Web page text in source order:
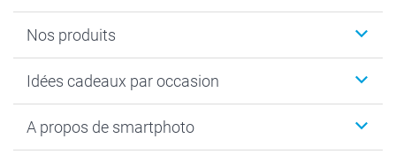
Nos produits
Cadeaux photo
Tirage photo & agrandissement
Idées cadeaux par occasion
Anniversaire
A propos de smartphoto